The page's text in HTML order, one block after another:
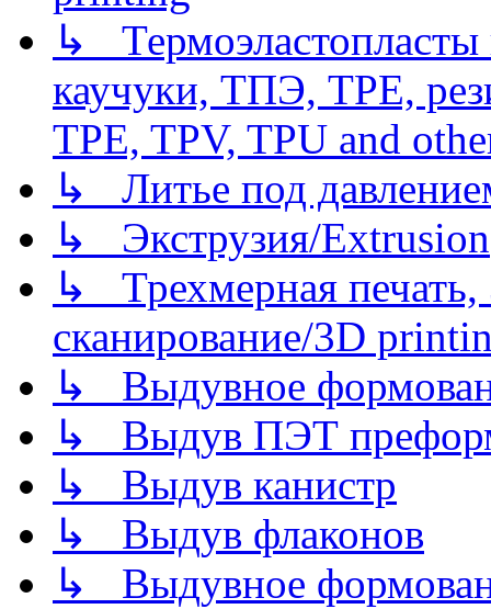
↳
каучуки, ТПЭ, TPE,
TPE, TPV, TPU and
↳ Литье под
↳ Экструзия/Extrusion
↳ Трехмерная
сканирование/3D
↳ Выдувное
↳ Выдув ПЭТ
↳ Выдув канистр
↳ Выдув флаконов
↳ Выдувное